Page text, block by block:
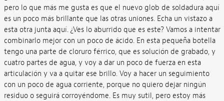
pero lo que más me gusta es que el nuevo glob de soldadura aquí
es un poco más brillante que las otras uniones. Echa un vistazo a
esta otra junta aquí. ¿Ves lo aburrido que es este? Vamos a intentar
combinarlo mejor con un poco de ácido. En esta pequeña botella
tengo una parte de cloruro férrico, que es solución de grabado, y
cuatro partes de agua, y voy a dar un poco de fuerza en esta
articulación y va a quitar ese brillo. Voy a hacer un seguimiento
con un poco de agua corriente, porque no quiero dejar ningún
residuo o seguirá corroyéndome. Es muy sutil, pero estoy más